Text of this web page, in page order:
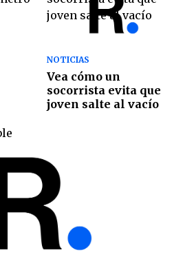
NOTICIAS
Vea cómo un
socorrista evita que
joven salte al vacío